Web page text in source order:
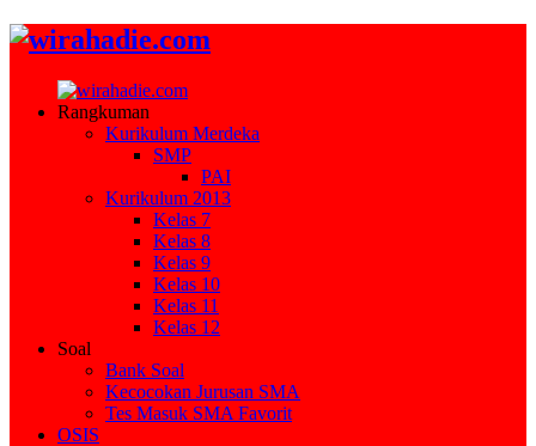
Rangkuman
Kurikulum Merdeka
SMP
PAI
Kurikulum 2013
Kelas 7
Kelas 8
Kelas 9
Kelas 10
Kelas 11
Kelas 12
Soal
Bank Soal
Kecocokan Jurusan SMA
Tes Masuk SMA Favorit
OSIS